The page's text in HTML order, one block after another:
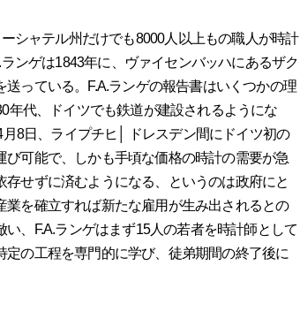
シャテル州だけでも8000人以上もの職人が時計
ンゲは1843年に、ヴァイセンバッハにあるザク
っている。F.A.ランゲの報告書はいくつかの理
年代、ドイツでも鉄道が建設されるようにな
8日、ライプチヒ│ ドレスデン間にドイツ初の
可能で、しかも手頃な価格の時計の需要が急
せずに済むようになる、というのは政府にと
を確立すれば新たな雇用が生み出されるとの
、F.A.ランゲはまず15人の若者を時計師として
の工程を専門的に学び、徒弟期間の終了後に